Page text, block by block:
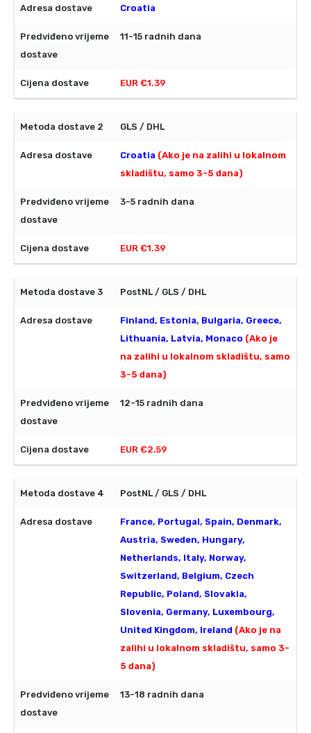
Croatia
11-15 radnih dana
EUR €1.39
GLS / DHL
Croatia (Ako je na zalihi u lokalnom
skladištu, samo 3-5 dana)
3-5 radnih dana
EUR €1.39
PostNL / GLS / DHL
Finland, Estonia, Bulgaria, Greece,
Lithuania, Latvia, Monaco (Ako je
na zalihi u lokalnom skladištu, samo
3-5 dana)
12-15 radnih dana
EUR €2.59
PostNL / GLS / DHL
France, Portugal, Spain, Denmark,
Austria, Sweden, Hungary,
Netherlands, Italy, Norway,
Switzerland, Belgium, Czech
Republic, Poland, Slovakia,
Slovenia, Germany, Luxembourg,
United Kingdom, Ireland (Ako je na
zalihi u lokalnom skladištu, samo 3-
5 dana)
13-18 radnih dana